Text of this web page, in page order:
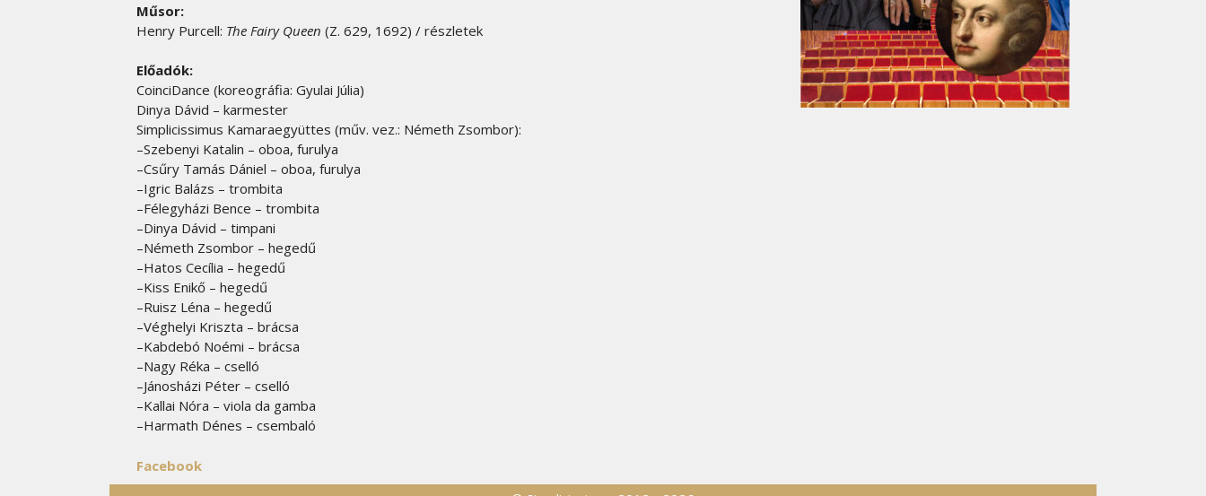
Műsor:
Henry Purcell: The Fairy Queen (Z. 629, 1692) / részletek
Előadók:
CoinciDance (koreográfia: Gyulai Júlia)
Dinya Dávid – karmester
Simplicissimus Kamaraegyüttes (műv. vez.: Németh Zsombor):
–Szebenyi Katalin – oboa, furulya
–Csűry Tamás Dániel – oboa, furulya
–Igric Balázs – trombita
–Félegyházi Bence – trombita
–Dinya Dávid – timpani
–Németh Zsombor – hegedű
–Hatos Cecília – hegedű
–Kiss Enikő – hegedű
–Ruisz Léna – hegedű
–Véghelyi Kriszta – brácsa
–Kabdebó Noémi – brácsa
–Nagy Réka – cselló
–Jánosházi Péter – cselló
–Kallai Nóra – viola da gamba
–Harmath Dénes – csembaló
Facebook